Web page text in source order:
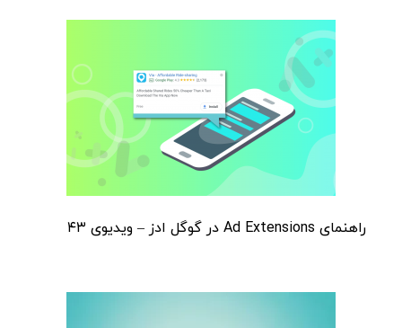
راهنمای Ad Extensions در گوگل ادز – ویدیوی ۴۳